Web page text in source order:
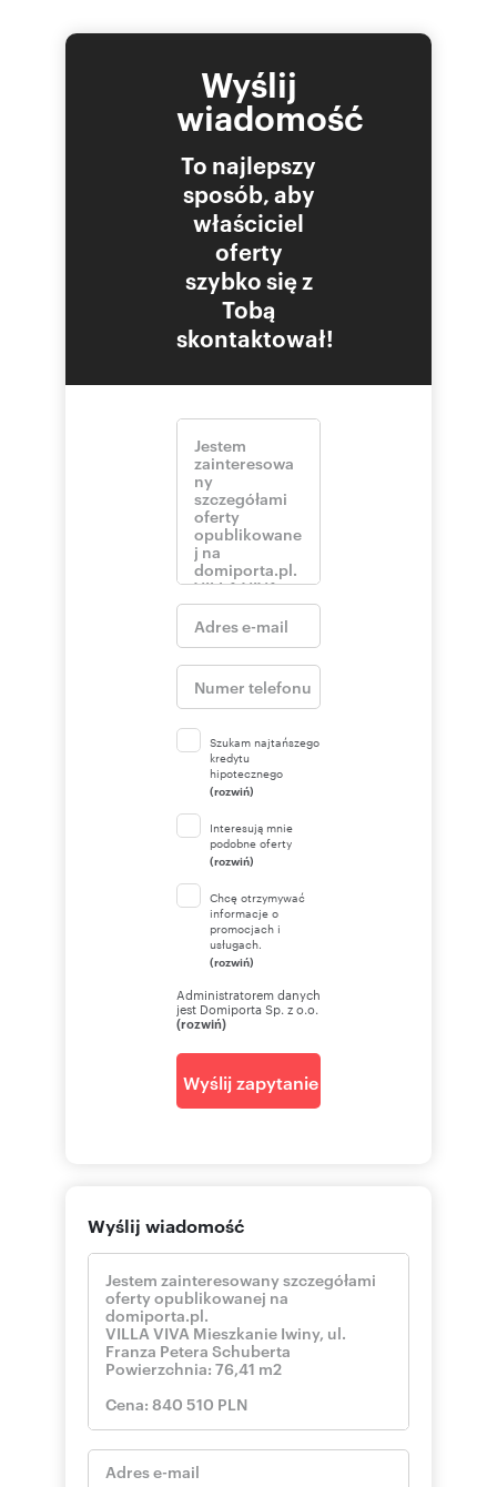
Wyślij
wiadomość
To najlepszy
sposób, aby
właściciel
oferty
szybko się z
Tobą
skontaktował!
Szukam najtańszego
kredytu
hipotecznego
(rozwiń)
Interesują mnie
podobne oferty
(rozwiń)
Chcę otrzymywać
informacje o
promocjach i
usługach.
(rozwiń)
Administratorem danych
jest Domiporta Sp. z o.o.
(rozwiń)
Wyślij zapytanie
Wyślij wiadomość